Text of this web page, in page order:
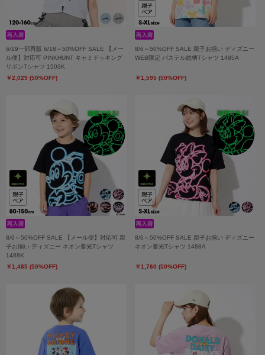
6/19一部再販 6/18～50%OFF SALE 【メー
ル便】対応可 PINKHUNT キャミドッキング
リボンTシャツ 1503K
￥2,029 (50%OFF)
8/6～50%OFF SALE 親子お揃い ディズニー
WEB限定 パステル総柄Tシャツ 1485A
￥1,595 (50%OFF)
8/6～50%OFF SALE 【メール便】対応可 親
子お揃い ディズニー ネオン蓄光Tシャツ
1488K
￥1,485 (50%OFF)
8/6～50%OFF SALE 親子お揃い ディズニー
ネオン蓄光Tシャツ 1488A
￥1,760 (50%OFF)